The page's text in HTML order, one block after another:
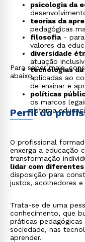
psicologia da
teorias da
pedagógicas
filosofia- para
valores da
diversidade
atuação
tecnologias da
aplicadas ao
de ensinar e
políticas
os marcos
sistema
Para saber mais,
abaixo.
Perfil do
O profissional
enxerga a educação
transformação
lidar com
disposição para
justos, acolhedores
Trata-se de uma
conhecimento, que
práticas
sociedade, nas
aprender.